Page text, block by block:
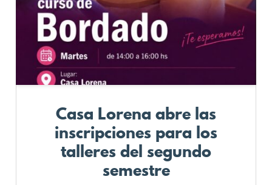
Casa Lorena abre las
inscripciones para los
talleres del segundo
semestre